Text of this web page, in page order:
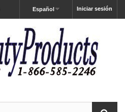
Iniciar sesión
Español